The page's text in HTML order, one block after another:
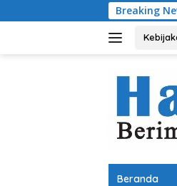
ke
Breaking
Beranda